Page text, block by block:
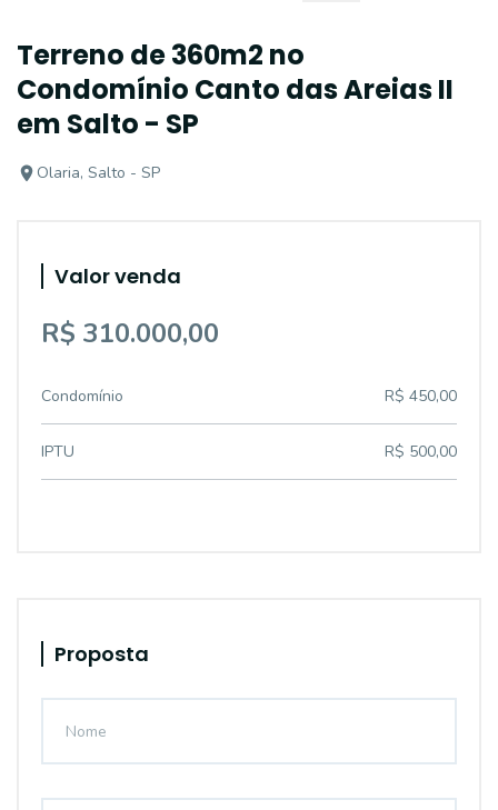
Terreno de 360m2 no
Condomínio Canto das Areias II
em Salto - SP
Olaria, Salto - SP
Valor venda
R$ 310.000,00
Condomínio R$ 450,00
IPTU R$ 500,00
Proposta